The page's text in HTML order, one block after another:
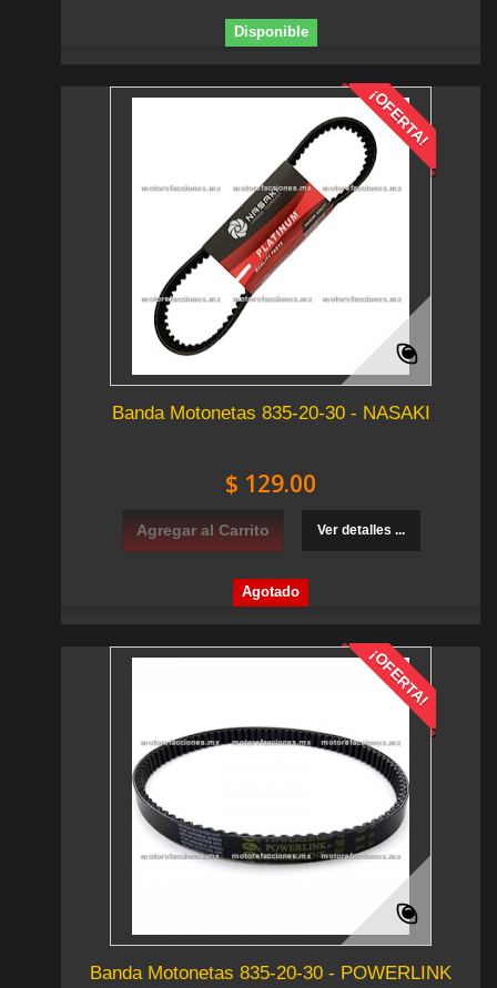
Disponible
¡OFERTA!
Banda Motonetas 835-20-30 - NASAKI
$ 129.00
Agregar al Carrito Ver detalles ...
Agotado
¡OFERTA!
Banda Motonetas 835-20-30 - POWERLINK